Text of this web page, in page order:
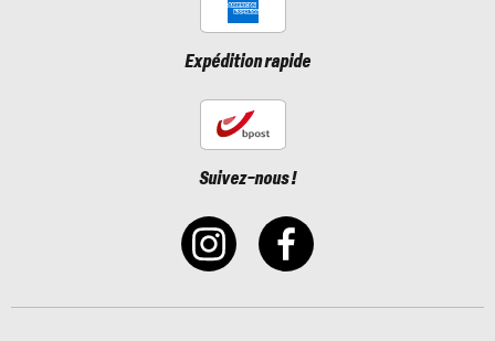
Expédition rapide
Suivez-nous !